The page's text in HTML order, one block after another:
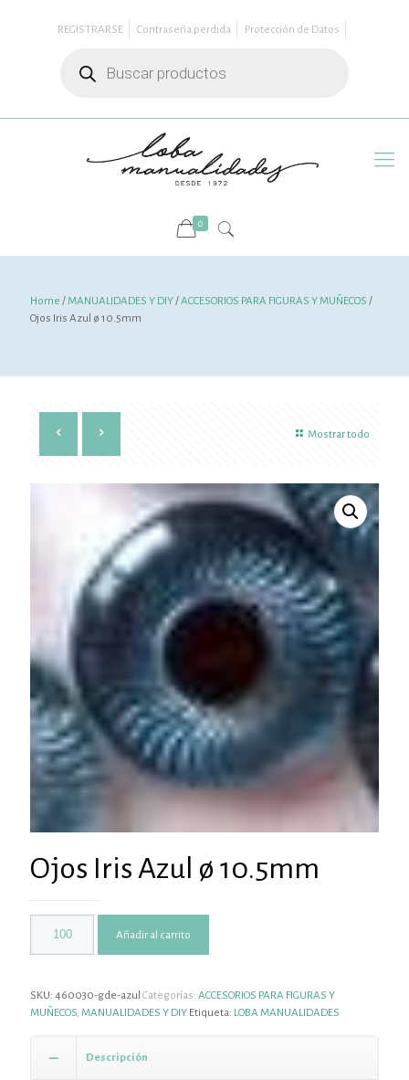
REGISTRARSE Contraseña perdida
Protección de Datos
productos
0
Home /MANUALIDADES Y DIY/ACCESORIOS PARA FIGURAS Y MUÑECOS /
Ojos Iris Azul ø 10.5mm
Mostrar todo
Ojos Iris Azul ø 10.5mm
Añadir al carrito
SKU: 460030-gde-azul Categorías: ACCESORIOS PARA FIGURAS Y
MUÑECOS, MANUALIDADES Y DIY Etiqueta: LOBA MANUALIDADES
Descripción